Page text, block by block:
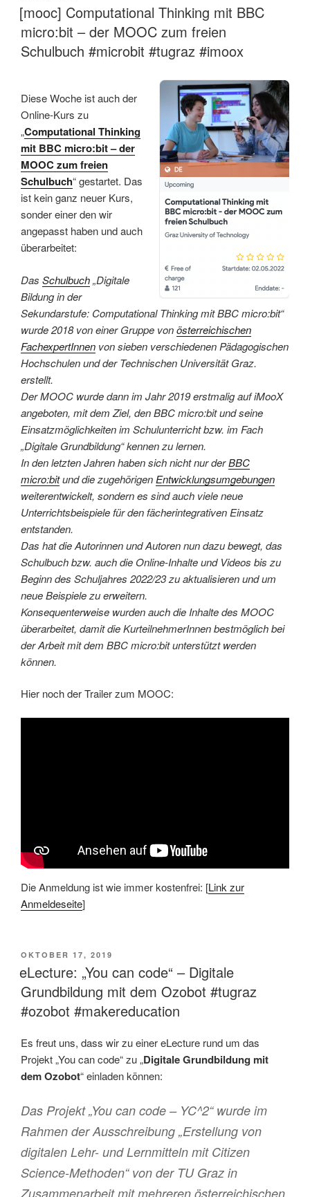
AM
[mooc] Computational Thinking mit BBC
micro:bit – der MOOC zum freien
Schulbuch #microbit #tugraz #imoox
Diese Woche ist auch der
Online-Kurs zu
„Computational Thinking
mit BBC micro:bit – der
MOOC zum freien
Schulbuch“ gestartet. Das
ist kein ganz neuer Kurs,
sonder einer den wir
angepasst haben und auch
überarbeitet:
Das Schulbuch„Digitale
Bildung in der
Sekundarstufe: Computational Thinking mit BBC micro:bit“
wurde 2018 von einer Gruppe vonösterreichischen
FachexpertInnen von sieben verschiedenen Pädagogischen
Hochschulen und der Technischen Universität Graz.
erstellt.
Der MOOC wurde dann im Jahr 2019 erstmalig auf iMooX
angeboten, mit dem Ziel, den BBC micro:bit und seine
Einsatzmöglichkeiten im Schulunterricht bzw. im Fach
„Digitale Grundbildung“ kennen zu lernen.
In den letzten Jahren haben sich nicht nur derBBC
micro:bitund die zugehörigen Entwicklungsumgebungen
weiterentwickelt, sondern es sind auch viele neue
Unterrichtsbeispiele für den fächerintegrativen Einsatz
entstanden.
Das hat die Autorinnen und Autoren nun dazu bewegt, das
Schulbuch bzw. auch die Online-Inhalte und Videos bis zu
Beginn des Schuljahres 2022/23 zu aktualisieren und um
neue Beispiele zu erweitern.
Konsequenterweise wurden auch die Inhalte des MOOC
überarbeitet, damit die KurteilnehmerInnen bestmöglich bei
der Arbeit mit dem BBC micro:bit unterstützt werden
können.
Hier noch der Trailer zum MOOC:
Die Anmeldung ist wie immer kostenfrei: [Link zur
Anmeldeseite]
VERÖFFENTLICHT
AM
OKTOBER 17, 2019
eLecture: „You can code“ – Digitale
Grundbildung mit dem Ozobot #tugraz
#ozobot #makereducation
Es freut uns, dass wir zu einer eLecture rund um das
Projekt „You can code“ zu „Digitale Grundbildung mit
dem Ozobot“ einladen können:
Das Projekt „You can code – YC^2“ wurde im
Rahmen der Ausschreibung „Erstellung von
digitalen Lehr- und Lernmitteln mit Citizen
Science-Methoden“ von der TU Graz in
Zusammenarbeit mit mehreren österreichischen